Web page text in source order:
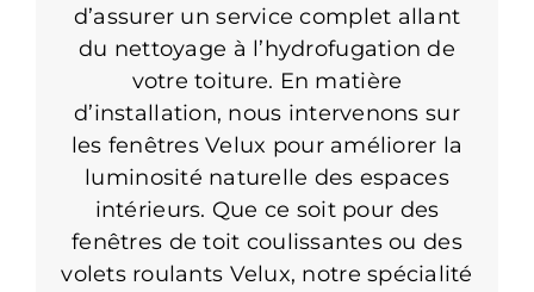
d’assurer un service complet allant
du nettoyage à l’hydrofugation de
votre toiture. En matière
d’installation, nous intervenons sur
les fenêtres Velux pour améliorer la
luminosité naturelle des espaces
intérieurs. Que ce soit pour des
fenêtres de toit coulissantes ou des
volets roulants Velux, notre spécialité